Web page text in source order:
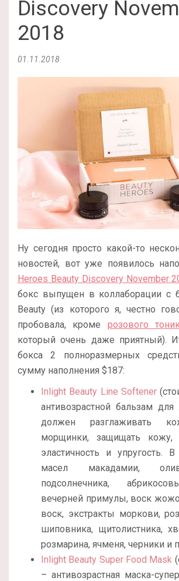
Discovery
2018
01.11.2018
Ну сегодня просто какой-то
новостей, вот уже появилось
Heroes Beauty Discovery November
бокс выпущен в коллаборации с
Beauty (из которого я, честно
пробовала, кроме розового
который очень даже приятный).
бокса 2 полноразмерных
сумму наполнения $187:
Inlight Beauty Line Softener
антивозрастной бальзам
должен разглаживать
морщинки, защищать
эластичность и упругость.
масел макадамии,
подсолнечника,
вечерней примулы, воск
воск, экстракты моркови,
шиповника, щитолистника,
розмарина, ячменя, черники и
Inlight Beauty Super Food Mask
– антивозрастная маска-